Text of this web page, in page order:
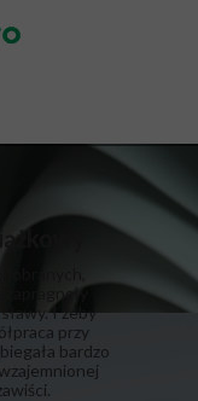
I żeby
przy
bardzo